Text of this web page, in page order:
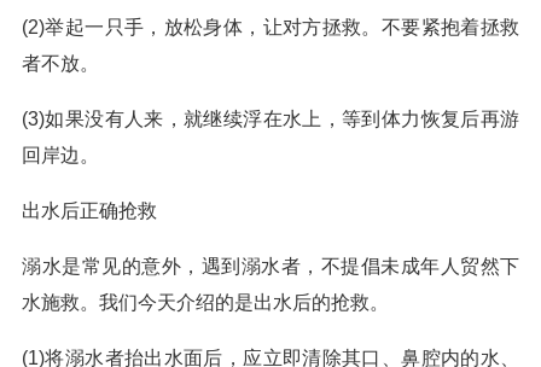
(2)举起一只手，放松身体，让对方拯救。不要紧抱着拯救
者不放。
(3)如果没有人来，就继续浮在水上，等到体力恢复后再游
回岸边。
出水后正确抢救
溺水是常见的意外，遇到溺水者，不提倡未成年人贸然下
水施救。我们今天介绍的是出水后的抢救。
(1)将溺水者抬出水面后，应立即清除其口、鼻腔内的水、